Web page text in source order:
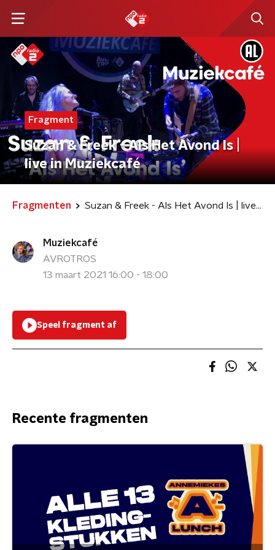
Fragment
Suzan & Freek - Als Het Avond Is |
live in Muziekcafé
Fragmenten Suzan & Freek - Als Het Avond Is | live in Muziekcafé
Muziekcafé
AVROTROS
13 maart 2021 16:00 - 18:00
Speel fragment af
Recente fragmenten